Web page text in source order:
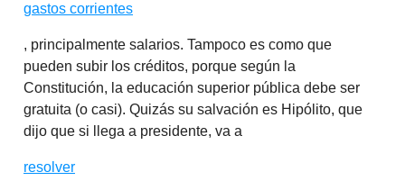
gastos corrientes
, principalmente salarios. Tampoco es como que
pueden subir los créditos, porque según la
Constitución, la educación superior pública debe ser
gratuita (o casi). Quizás su salvación es Hipólito, que
dijo que si llega a presidente, va a
resolver